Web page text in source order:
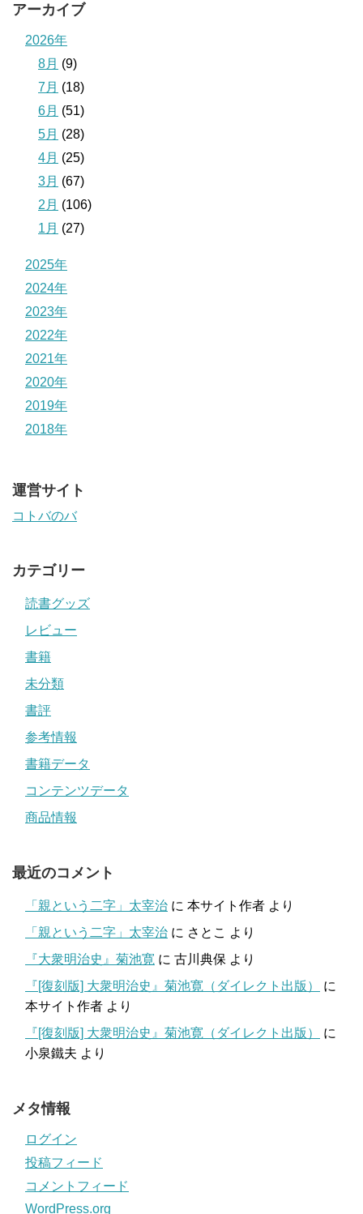
アーカイブ
2026年
8月 (9)
7月 (18)
6月 (51)
5月 (28)
4月 (25)
3月 (67)
2月 (106)
1月 (27)
2025年
2024年
2023年
2022年
2021年
2020年
2019年
2018年
運営サイト
コトバのバ
カテゴリー
読書グッズ
レビュー
書籍
未分類
書評
参考情報
書籍データ
コンテンツデータ
商品情報
最近のコメント
「親という二字」太宰治 に 本サイト作者 より
「親という二字」太宰治 に さとこ より
『大衆明治史』菊池寛 に 古川典保 より
『[復刻版] 大衆明治史』菊池寛（ダイレクト出版）
に
本サイト作者 より
『[復刻版] 大衆明治史』菊池寛（ダイレクト出版）
に
小泉鐵夫 より
メタ情報
ログイン
投稿フィード
コメントフィード
WordPress.org